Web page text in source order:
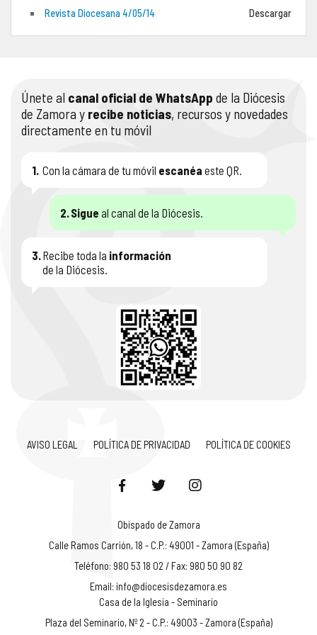
Revista Diocesana 4/05/14 Descargar
Únete al canal oficial de WhatsApp de la Diócesis
de Zamora y recibe noticias, recursos y novedades
directamente en tu móvil
1. Con la cámara de tu móvil escanéa este QR.
2.Sigue al canal de la Diócesis.
3.Recibe toda la información
de la Diócesis.
AVISO LEGAL POLÍTICA DE PRIVACIDAD POLÍTICA DE COOKIES
Obispado de Zamora
Calle Ramos Carrión, 18 - C.P.: 49001 - Zamora (España)
Teléfono: 980 53 18 02 / Fax: 980 50 90 82
Email: info@diocesisdezamora.es
Casa de la Iglesia - Seminario
Plaza del Seminario, Nº 2 - C.P.: 49003 - Zamora (España)
PORTAL DE TRANSPARENCIA
RENDICIÓN CUENTAS ENTIDADES RELIGIOSAS
PREGUNTAS FRECUENTES
APOSTOLADO SEGLAR
VIDA CONSAGRADA
AUDIOS